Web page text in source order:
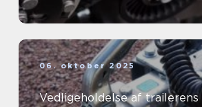
06. oktober 2025
Vedligeholdelse af trailerens